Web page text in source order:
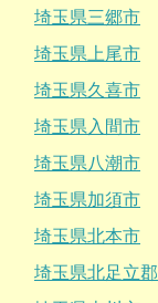
埼玉県三郷市
埼玉県上尾市
埼玉県久喜市
埼玉県入間市
埼玉県八潮市
埼玉県加須市
埼玉県北本市
埼玉県北足立郡